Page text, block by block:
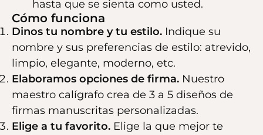
hasta que se sienta como usted.
Cómo funciona
Dinos tu nombre y tu estilo. Indique su
nombre y sus preferencias de estilo: atrevido,
limpio, elegante, moderno, etc.
Elaboramos opciones de firma. Nuestro
maestro calígrafo crea de 3 a 5 diseños de
firmas manuscritas personalizadas.
Elige a tu favorito. Elige la que mejor te